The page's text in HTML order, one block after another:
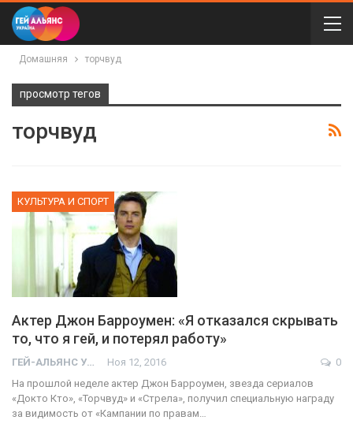
Домашняя торчвуд
просмотр тегов
торчвуд
КУЛЬТУРА И СПОРТ
Актер Джон Барроумен: «Я отказался скрывать
то, что я гей, и потерял работу»
ГЕЙ-АЛЬЯНС УКРАИНА Ноя 12, 2016
0
На прошлой неделе актер Джон Барроумен, звезда сериалов
«Докто Кто», «Торчвуд» и «Стрела», получил специальную награду
за видимость от «Кампании по правам…